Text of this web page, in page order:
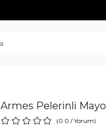
Armes Pelerinli Mayo
0.0 /Yorum)